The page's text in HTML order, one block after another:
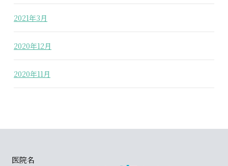
2021年3月
2020年12月
2020年11月
医院名